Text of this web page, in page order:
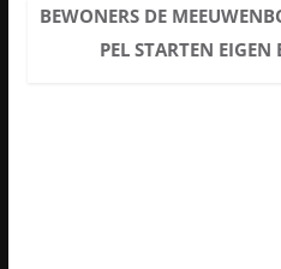
BEWONERS DE
PEL STARTEN EIGEN